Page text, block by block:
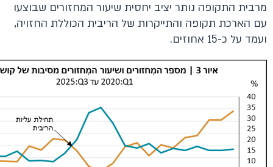
מרבית התקופה נותר יציב יחסית שיעור המִחזורים שבוצעו
עם הארכת תקופה והתייקרות של הריבית הכוללת החזויה,
ועמד על כ-15 אחוזים.